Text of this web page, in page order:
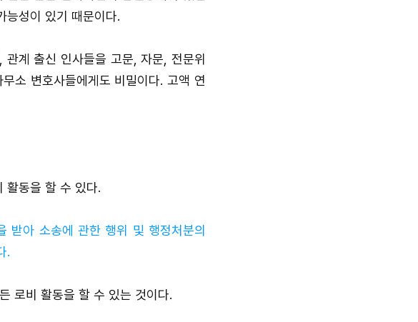
능성이 있기 때문이다.
계 출신 인사들을 고문, 자문, 전문위
소 변호사들에게도 비밀이다. 고액 연
활동을 할 수 있다.
받아 소송에 관한 행위 및 행정처분의
.
로비 활동을 할 수 있는 것이다.